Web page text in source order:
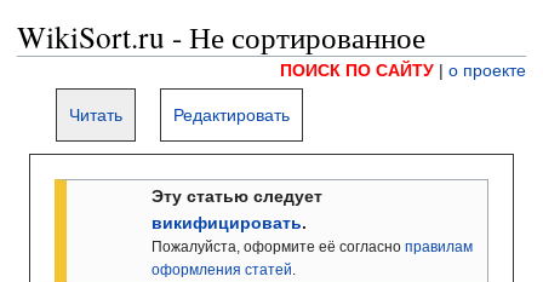
WikiSort.ru - Не сортированное
ПОИСК ПО САЙТУ | о проекте
Читать Редактировать
Эту статью следует
викифицировать.
Пожалуйста, оформите её согласно правилам
оформления статей.